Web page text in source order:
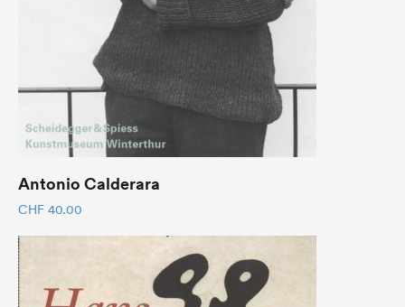
Antonio Calderara
CHF 40.00